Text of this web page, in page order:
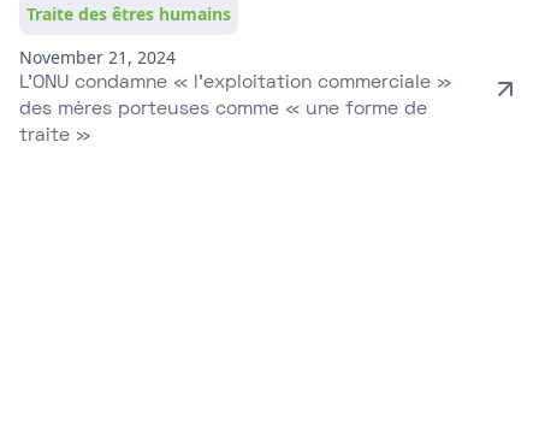
Traite des êtres humains
November 21, 2024
L’ONU condamne « l’exploitation commerciale »
des mères porteuses comme « une forme de
traite »